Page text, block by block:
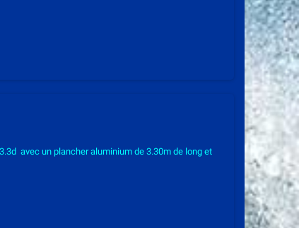
avec un plancher aluminium de 3.30m de long et